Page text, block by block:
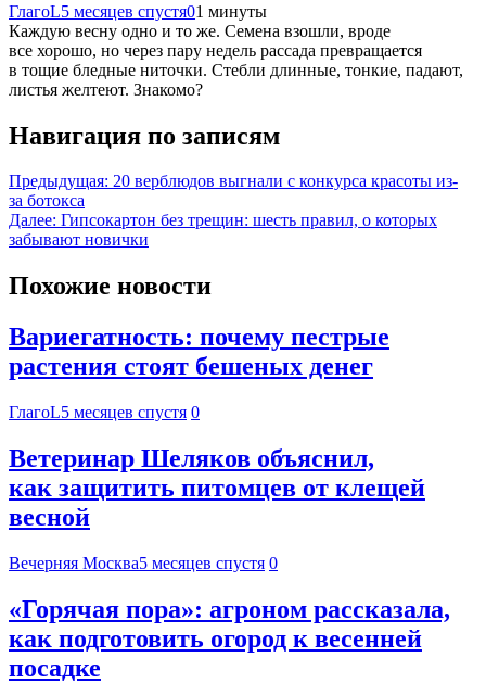
ГлагоL5 месяцев спустя01 минуты
Каждую весну одно и то же. Семена взошли, вроде
все хорошо, но через пару недель рассада превращается
в тощие бледные ниточки. Стебли длинные, тонкие, падают,
листья желтеют. Знакомо?
Навигация по записям
Предыдущая: 20 верблюдов выгнали с конкурса красоты из-
за ботокса
Далее: Гипсокартон без трещин: шесть правил, о которых
забывают новички
Похожие новости
Вариегатность: почему пестрые
растения стоят бешеных денег
ГлагоL5 месяцев спустя 0
Ветеринар Шеляков объяснил,
как защитить питомцев от клещей
весной
Вечерняя Москва5 месяцев спустя 0
«Горячая пора»: агроном рассказала,
как подготовить огород к весенней
посадке